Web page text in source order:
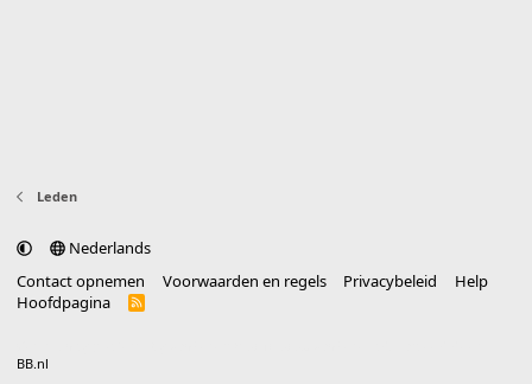
Leden
Nederlands
Contact opnemen
Voorwaarden en regels Privacybeleid
Help
Hoofdpagina
R
BB.nl